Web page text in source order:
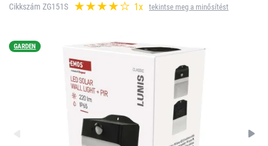
Cikkszám ZG151S 1x tekintse meg a minősítést
GARDEN